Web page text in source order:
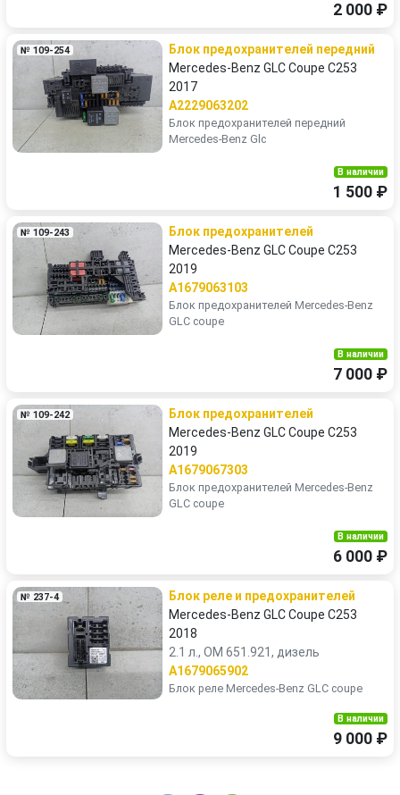
2 000 ₽
№ 109-254
Блок предохранителей передний
Mercedes-Benz GLC Coupe C253
2017
A2229063202
Блок предохранителей передний
Mercedes-Benz Glc
В наличии
1 500 ₽
№ 109-243
Блок предохранителей
Mercedes-Benz GLC Coupe C253
2019
A1679063103
Блок предохранителей Mercedes-Benz
GLC coupe
В наличии
7 000 ₽
№ 109-242
Блок предохранителей
Mercedes-Benz GLC Coupe C253
2019
A1679067303
Блок предохранителей Mercedes-Benz
GLC coupe
В наличии
6 000 ₽
№ 237-4
Блок реле и предохранителей
Mercedes-Benz GLC Coupe C253
2018
2.1 л., OM 651.921, дизель
A1679065902
Блок реле Mercedes-Benz GLC coupe
В наличии
9 000 ₽